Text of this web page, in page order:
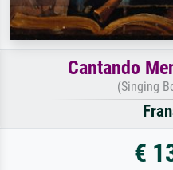
Cantando
(Singing
€